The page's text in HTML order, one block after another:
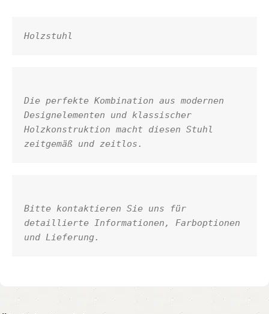
Holzstuhl
Die perfekte Kombination aus modernen
Designelementen und klassischer
Holzkonstruktion macht diesen Stuhl
zeitgemäß und zeitlos.
Bitte kontaktieren Sie uns für
detaillierte Informationen, Farboptionen
und Lieferung.